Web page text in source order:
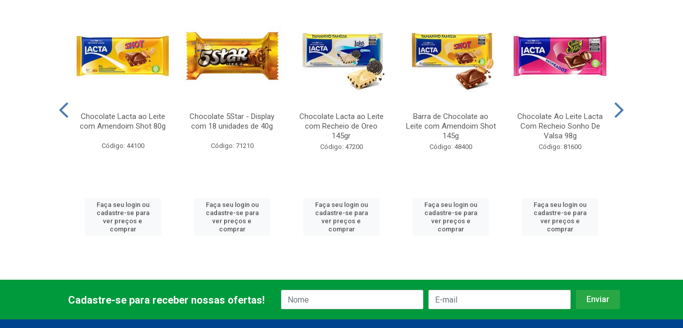
Chocolate Lacta ao Leite
com Amendoim Shot 80g
Código: 44100
Faça seu login ou
cadastre-se para
ver preços e
comprar
Chocolate 5Star - Display
com 18 unidades de 40g
Código: 71210
Faça seu login ou
cadastre-se para
ver preços e
comprar
Chocolate Lacta ao Leite
com Recheio de Oreo
145gr
Código: 47200
Faça seu login ou
cadastre-se para
ver preços e
comprar
Barra de Chocolate ao
Leite com Amendoim Shot
145g
Código: 48400
Faça seu login ou
cadastre-se para
ver preços e
comprar
Chocolate Ao Leite Lacta
Com Recheio Sonho De
Valsa 98g
Código: 81600
Faça seu login ou
cadastre-se para
ver preços e
comprar
Cadastre-se para receber nossas ofertas!